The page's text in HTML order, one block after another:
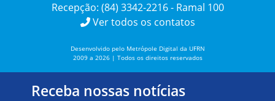
Recepção: (84) 3342-2216 - Ramal 100
Ver todos os contatos
Desenvolvido pelo Metrópole Digital da UFRN
2009 a 2026 | Todos os direitos reservados
Receba nossas notícias